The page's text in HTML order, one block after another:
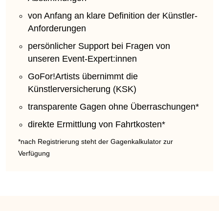
von Anfang an klare Definition der Künstler-
Anforderungen
persönlicher Support bei Fragen von
unseren Event-Expert:innen
GoFor!Artists übernimmt die
Künstlerversicherung (KSK)
transparente Gagen ohne Überraschungen*
direkte Ermittlung von Fahrtkosten*
*nach Registrierung steht der Gagenkalkulator zur
Verfügung